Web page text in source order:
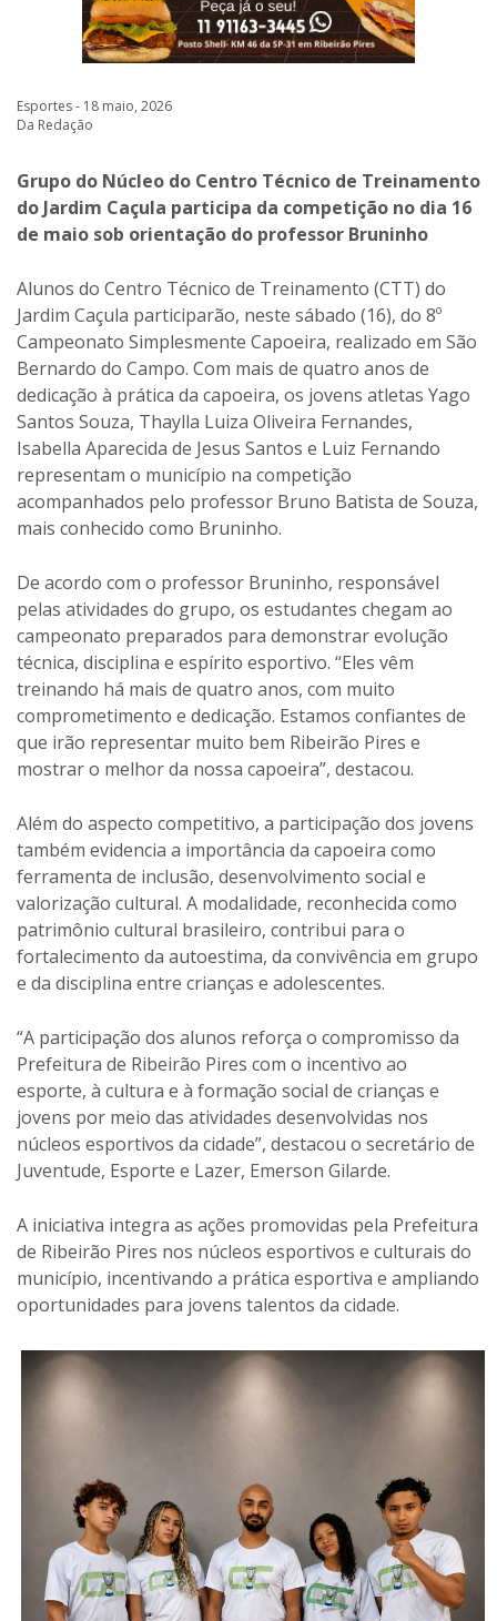
Esportes - 18 maio, 2026
Da Redação
Grupo do Núcleo do Centro Técnico de Treinamento
do Jardim Caçula participa da competição no dia 16
de maio sob orientação do professor Bruninho
Alunos do Centro Técnico de Treinamento (CTT) do
Jardim Caçula participarão, neste sábado (16), do 8º
Campeonato Simplesmente Capoeira, realizado em São
Bernardo do Campo. Com mais de quatro anos de
dedicação à prática da capoeira, os jovens atletas Yago
Santos Souza, Thaylla Luiza Oliveira Fernandes,
Isabella Aparecida de Jesus Santos e Luiz Fernando
representam o município na competição
acompanhados pelo professor Bruno Batista de Souza,
mais conhecido como Bruninho.
De acordo com o professor Bruninho, responsável
pelas atividades do grupo, os estudantes chegam ao
campeonato preparados para demonstrar evolução
técnica, disciplina e espírito esportivo. “Eles vêm
treinando há mais de quatro anos, com muito
comprometimento e dedicação. Estamos confiantes de
que irão representar muito bem Ribeirão Pires e
mostrar o melhor da nossa capoeira”, destacou.
Além do aspecto competitivo, a participação dos jovens
também evidencia a importância da capoeira como
ferramenta de inclusão, desenvolvimento social e
valorização cultural. A modalidade, reconhecida como
patrimônio cultural brasileiro, contribui para o
fortalecimento da autoestima, da convivência em grupo
e da disciplina entre crianças e adolescentes.
“A participação dos alunos reforça o compromisso da
Prefeitura de Ribeirão Pires com o incentivo ao
esporte, à cultura e à formação social de crianças e
jovens por meio das atividades desenvolvidas nos
núcleos esportivos da cidade”, destacou o secretário de
Juventude, Esporte e Lazer, Emerson Gilarde.
A iniciativa integra as ações promovidas pela Prefeitura
de Ribeirão Pires nos núcleos esportivos e culturais do
município, incentivando a prática esportiva e ampliando
oportunidades para jovens talentos da cidade.